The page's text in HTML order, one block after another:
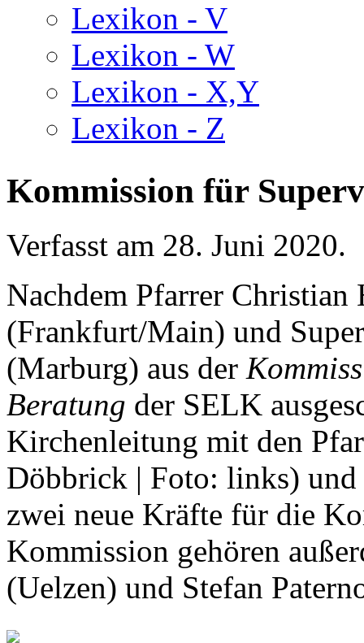
Lexikon - V
Lexikon - W
Lexikon - X,Y
Lexikon - Z
Kommission für
Verfasst am 28. Juni 2020.
Nachdem Pfarrer Christian
(Frankfurt/Main) und
(Marburg) aus der
Beratung der SELK
Kirchenleitung mit den
Döbbrick | Foto: links) und
zwei neue Kräfte für die
Kommission gehören
(Uelzen) und Stefan